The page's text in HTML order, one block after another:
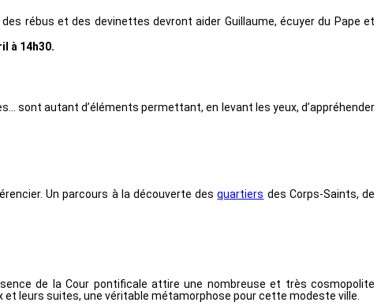
rébus et des devinettes devront aider Guillaume, écuyer du Pape et
à 14h30.
sont autant d’éléments permettant, en levant les yeux, d’appréhender
Un parcours à la découverte desquartiers des Corps-Saints, de
de la Cour pontificale attire une nombreuse et très cosmopolite
leurs suites, une véritable métamorphose pour cette modeste ville.